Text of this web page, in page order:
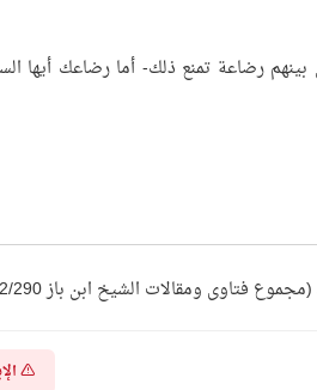
رضاعة تمنع ذلك- أما رضاعك أيها